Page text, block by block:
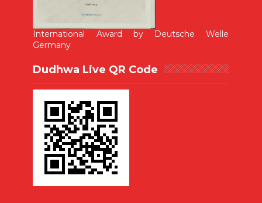
International Award by Deutsche Welle
Germany
Dudhwa Live QR Code